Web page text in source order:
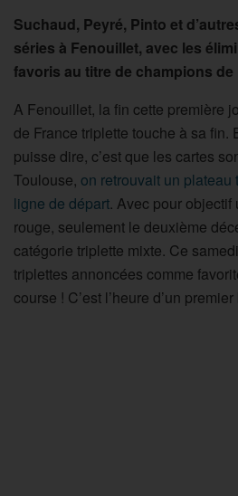
Suchaud, Peyré, Pinto et
séries à Fenouillet, avec les
favoris au titre de champions
A Fenouillet, la fin cette première
de France triplette touche à sa fin.
puisse dire, c’est que les cartes
Toulouse, on retrouvait un plateau
ligne de départ. Avec pour
rouge, seulement le deuxième
catégorie triplette mixte. Ce
triplettes annoncées comme
course ! C’est l’heure d’un